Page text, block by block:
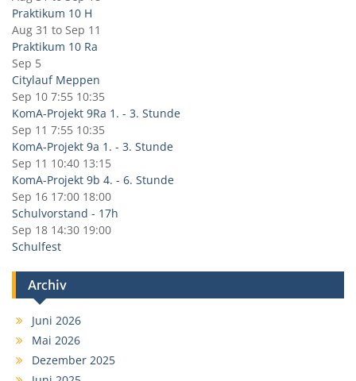
Praktikum 10 H
Aug 31 to Sep 11
Praktikum 10 Ra
Sep 5
Citylauf Meppen
Sep 10 7:55 10:35
KomA-Projekt 9Ra 1. - 3. Stunde
Sep 11 7:55 10:35
KomA-Projekt 9a 1. - 3. Stunde
Sep 11 10:40 13:15
KomA-Projekt 9b 4. - 6. Stunde
Sep 16 17:00 18:00
Schulvorstand - 17h
Sep 18 14:30 19:00
Schulfest
Archiv
Juni 2026
Mai 2026
Dezember 2025